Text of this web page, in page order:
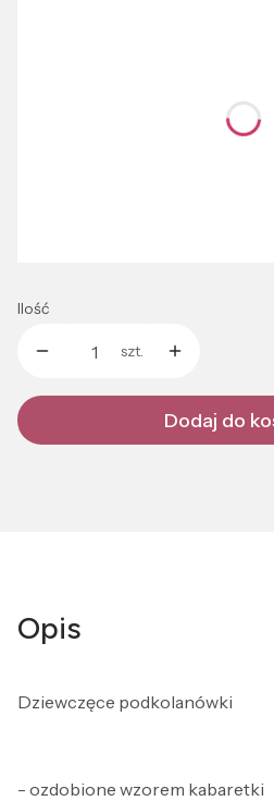
Ilość
szt.
Dodaj do
Opis
Dziewczęce podkolanówki
- ozdobione wzorem kabaretki